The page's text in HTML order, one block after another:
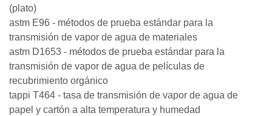
(plato)
astm E96 - métodos de prueba estándar para la
transmisión de vapor de agua de materiales
astm D1653 - métodos de prueba estándar para la
transmisión de vapor de agua de películas de
recubrimiento orgánico
tappi T464 - tasa de transmisión de vapor de agua de
papel y cartón a alta temperatura y humedad